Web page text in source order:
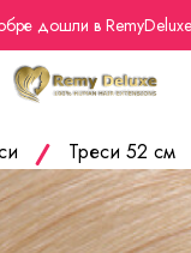
дошли в
Треси 52 см